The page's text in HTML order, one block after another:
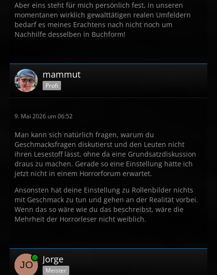
Aber eins steht für mich persönlich fest, in unseren
momentanen wirklich gewalttätigen realen Umfeldern
bedarf es meines Erachtens nach nicht noch um
Nachhilfe desselben in Buchform!
mammut
Profi
9. Mai 2026 um 06:52
Man kann sich natürlich fragen, warum du
Geschmacksfragen diskutierst und den Leuten nicht
ihren Lesestoff lässt, ohne da eine Grundsatzdiskussion
draus zu machen. Gerade so eine Einstellung hätte ich
jetzt nicht in einem Horrorforum erwartet.
Ansonsten hat deine Einstellung zu Rollenbilder nichts
mit Geschmack zu tun und gehen an der Realität vorbei.
Wenn das so wäre wie du das beschreibst, wäre die
Mehrheit der Horrorleser nicht weiblich.
Online Jorge
Meister